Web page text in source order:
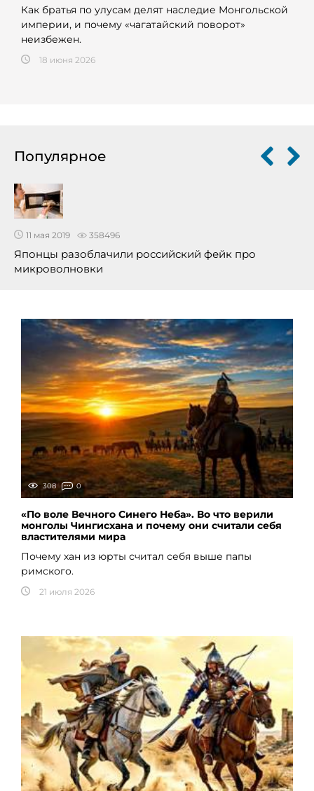
Как братья по улусам делят наследие Монгольской
империи, и почему «чагатайский поворот»
неизбежен.
18 июня 2026
Популярное
11 мая 2019 358496
Японцы разоблачили российский фейк про
микроволновки
308 0
«По воле Вечного Синего Неба». Во что верили
монголы Чингисхана и почему они считали себя
властителями мира
Почему хан из юрты считал себя выше папы
римского.
21 июля 2026